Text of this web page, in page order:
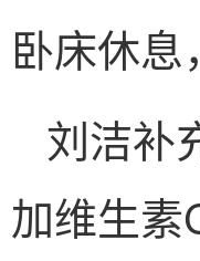
卧床休
刘洁补
加维生